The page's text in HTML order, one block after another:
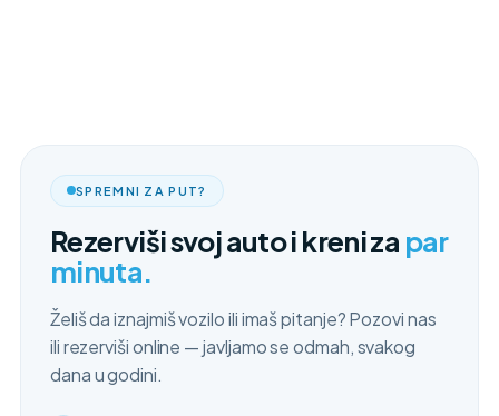
SPREMNI ZA PUT?
Rezerviši svoj auto i kreni za par
minuta.
Želiš da iznajmiš vozilo ili imaš pitanje? Pozovi nas
ili rezerviši online — javljamo se odmah, svakog
dana u godini.